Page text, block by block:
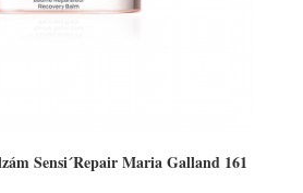
Sensi´Repair Maria Galland 161